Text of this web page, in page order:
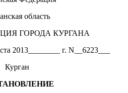
область
ГОРОДА КУРГАНА
2013________ г. N__6223___
Курган